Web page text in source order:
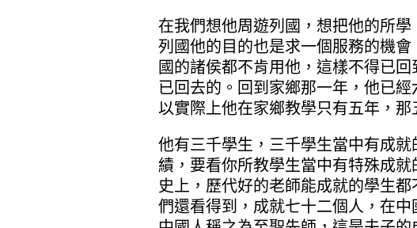
在我們想他周遊列國，想把他的所
列國他的目的也是求一個服務的機
國的諸侯都不肯用他，這樣不得已
已回去的。回到家鄉那一年，他已
以實際上他在家鄉教學只有五年，那
他有三千學生，三千學生當中有成
績，要看你所教學生當中有特殊成
史上，歷代好的老師能成就的學生
們還看得到，成就七十二個人，在